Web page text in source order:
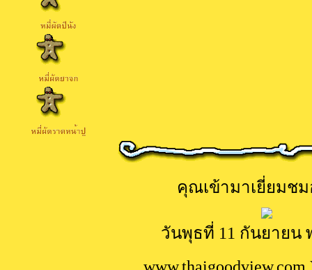
คุณเข้ามาเยี่ยมช
วันพุธที่ 11 กันยายน